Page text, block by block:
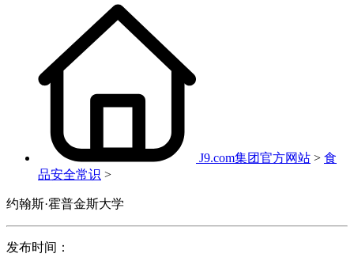
J9.com集团官方网站 > 食
品安全常识 >
约翰斯·霍普金斯大学
发布时间：